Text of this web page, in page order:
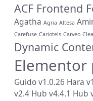
ACF Frontend
Agatha Agria Altesa
Carefuse Cariotels Carveo
Dynamic
Elementor
Guido v1.0.26 Hara
v2.4 Hub v4.4.1 Hub